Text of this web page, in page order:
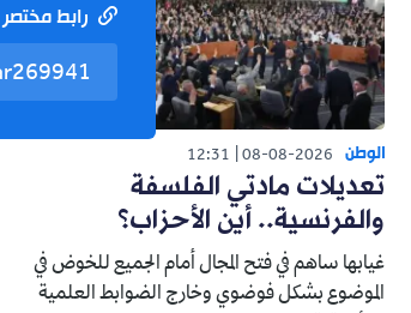
رابط مختصر
الوطن 08-08-2026
12:31
تعديلات مادتي الفلسفة
والفرنسية.. أين الأحزاب؟
غيابها ساهم في فتح المجال أمام الجميع للخوض في
الموضوع بشكل فوضوي وخارج الضوابط العلمية